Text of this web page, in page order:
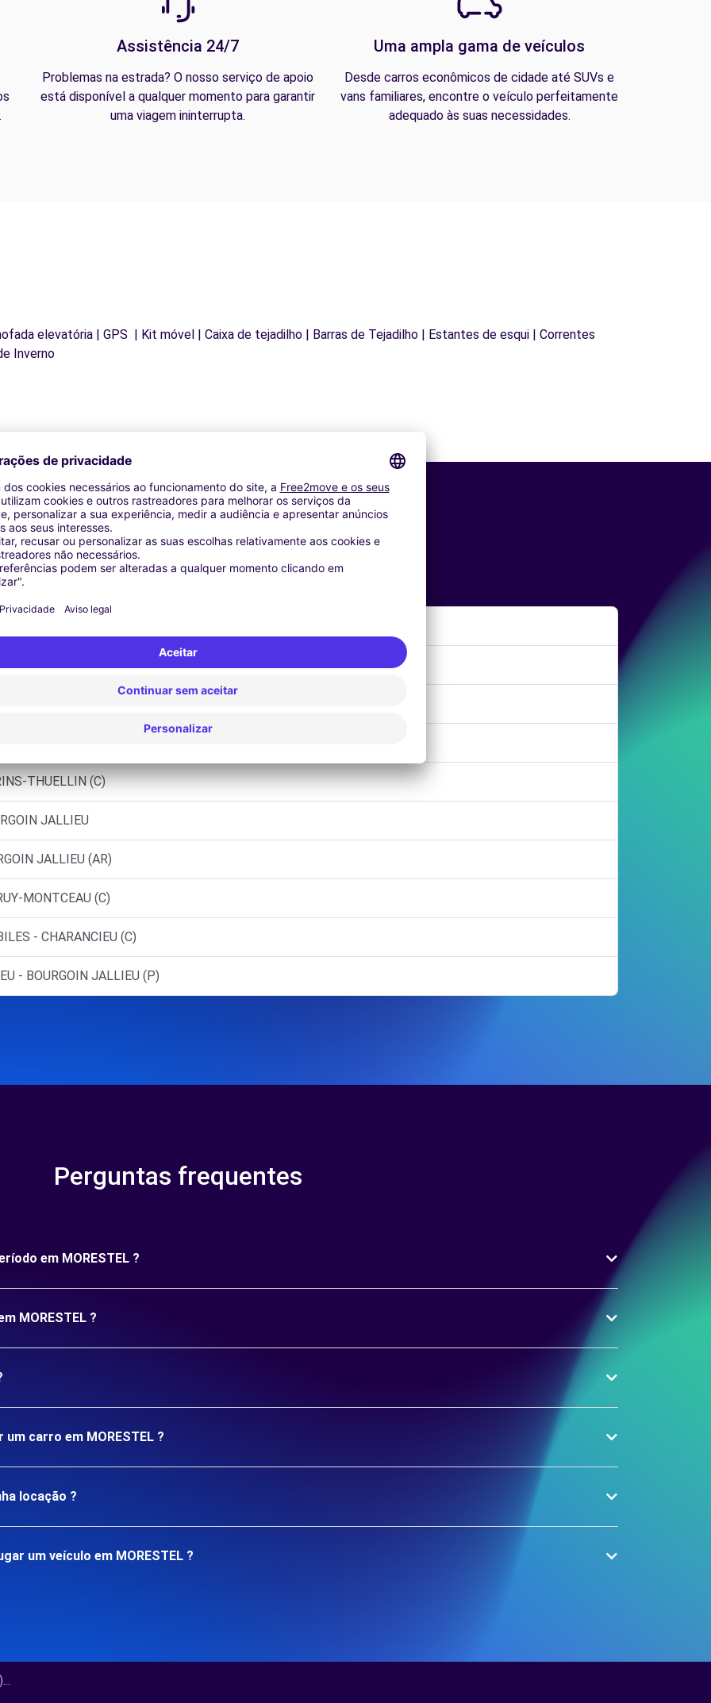
Assistência 24/7
Problemas na estrada? O nosso serviço de apoio
está disponível a qualquer momento para garantir
uma viagem ininterrupta.
Uma ampla gama de veículos
Desde carros econômicos de cidade até SUVs e
vans familiares, encontre o veículo perfeitamente
adequado às suas necessidades.
elevatória | GPS | Kit móvel | Caixa de tejadilho | Barras de Tejadilho | Estantes de esqui | Correntes
Inverno
Agências similares
THUELLIN (C)
JALLIEU
JALLIEU (AR)
MONTCEAU (C)
- CHARANCIEU (C)
- BOURGOIN JALLIEU (P)
Perguntas frequentes
em MORESTEL ?
MORESTEL ?
carro em MORESTEL ?
locação ?
um veículo em MORESTEL ?